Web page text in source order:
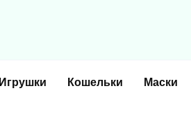
Игрушки Кошельки Маски